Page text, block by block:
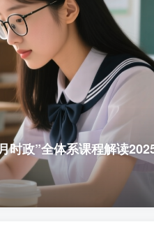
时政”全体系课程解读